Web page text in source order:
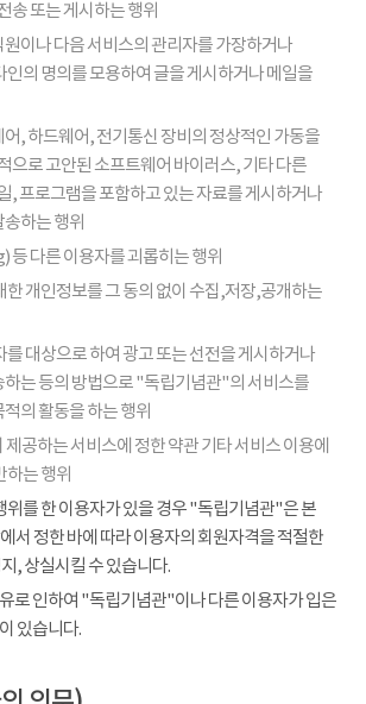
송 또는 게시하는 행위
이나 다음 서비스의 관리자를 가장하거나
인의 명의를 모용하여 글을 게시하거나 메일을
, 하드웨어, 전기통신 장비의 정상적인 가동을
으로 고안된 소프트웨어 바이러스, 기타 다른
, 프로그램을 포함하고 있는 자료를 게시하거나
하는 행위
등 다른 이용자를 괴롭히는 행위
한 개인정보를 그 동의 없이 수집,저장,공개하는
를 대상으로 하여 광고 또는 선전을 게시하거나
하는 등의 방법으로 "독립기념관"의 서비스를
의 활동을 하는 행위
공하는 서비스에 정한 약관 기타 서비스 이용에
하는 행위
위를 한 이용자가 있을 경우 "독립기념관"은 본
서 정한 바에 따라 이용자의 회원자격을 적절한
, 상실시킬 수 있습니다.
로 인하여 "독립기념관"이나 다른 이용자가 입은
있습니다.